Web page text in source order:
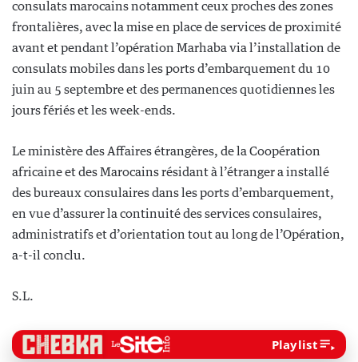
consulats marocains notamment ceux proches des zones
frontalières, avec la mise en place de services de proximité
avant et pendant l’opération Marhaba via l’installation de
consulats mobiles dans les ports d’embarquement du 10
juin au 5 septembre et des permanences quotidiennes les
jours fériés et les week-ends.
Le ministère des Affaires étrangères, de la Coopération
africaine et des Marocains résidant à l’étranger a installé
des bureaux consulaires dans les ports d’embarquement,
en vue d’assurer la continuité des services consulaires,
administratifs et d’orientation tout au long de l’Opération,
a-t-il conclu.
S.L.
Playlist